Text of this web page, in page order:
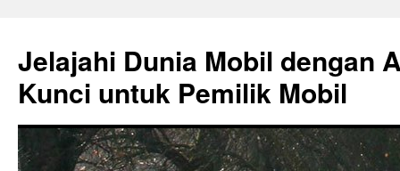
content
Jelajahi Dunia Mobil dengan
Kunci untuk Pemilik Mobil